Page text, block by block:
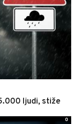
ljudi, stiže
0